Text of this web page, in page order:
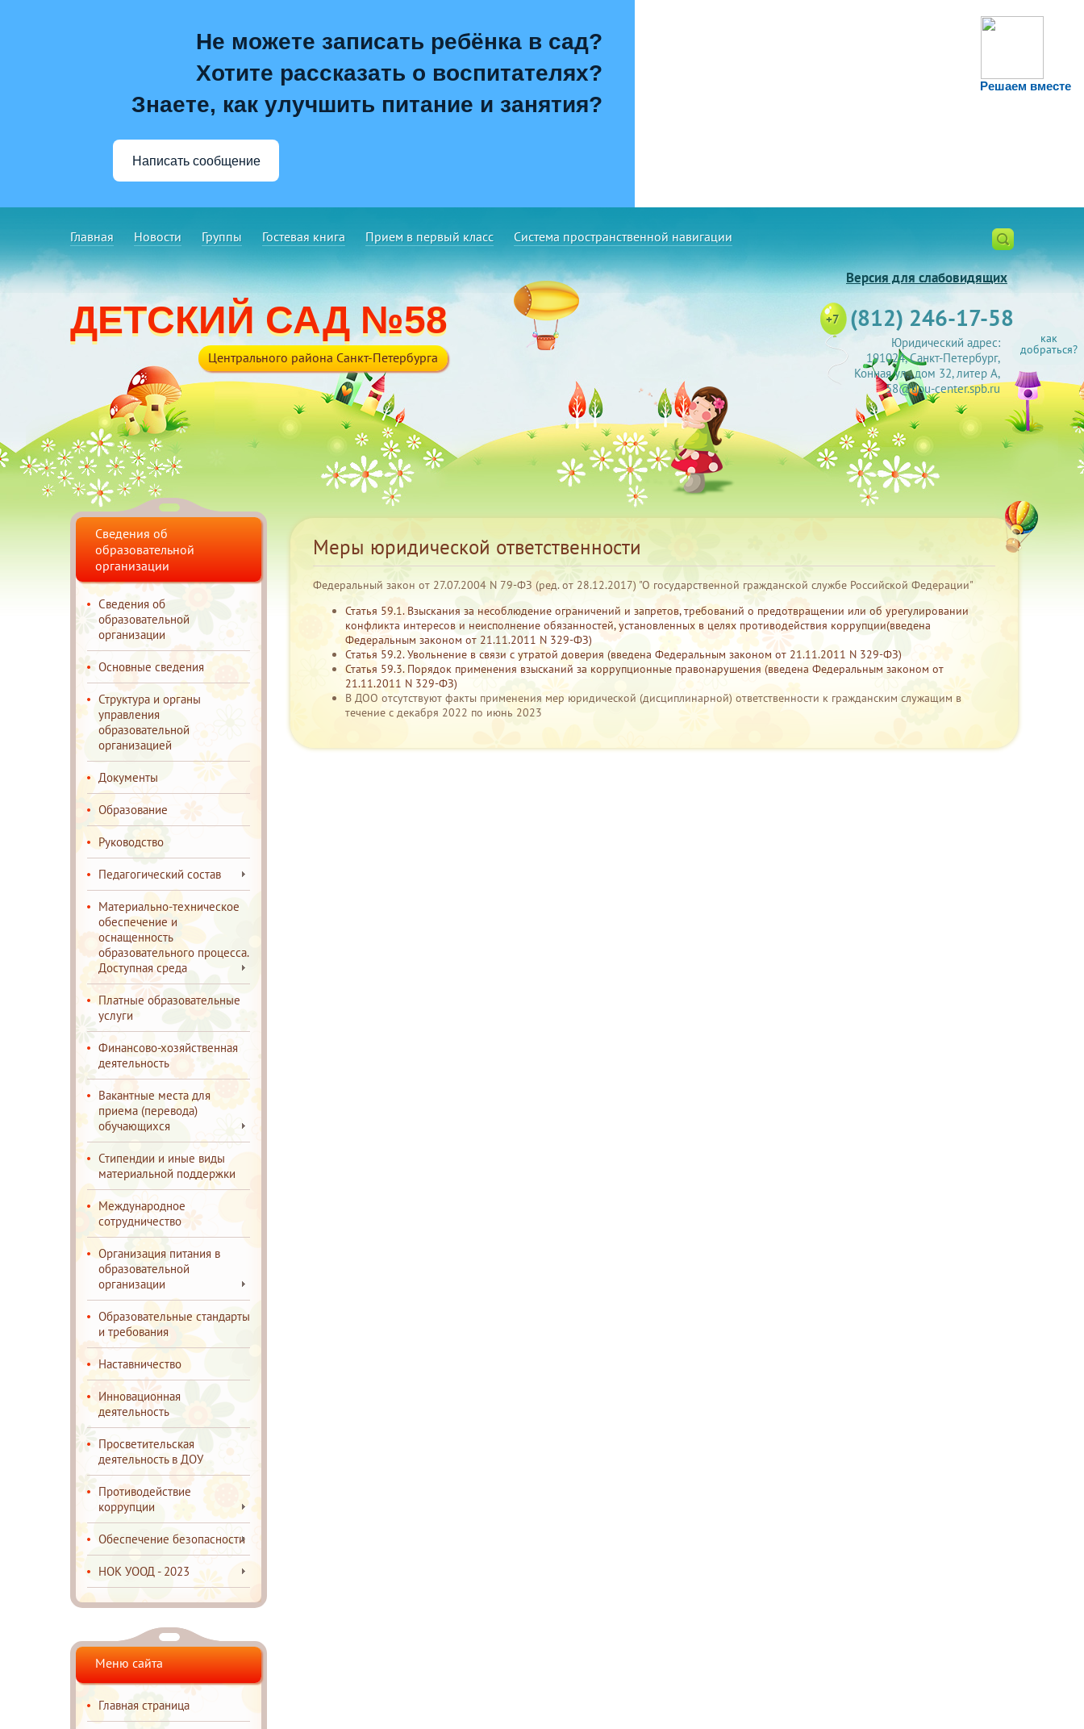
Решаем вместе
Не можете записать ребёнка в сад?
Хотите рассказать о воспитателях?
Знаете, как улучшить питание и занятия?
Написать сообщение
Главная Новости Группы Гостевая книга Прием в первый класс Система пространственной навигации
ДЕТСКИЙ САД №58
Центрального района Санкт-Петербурга
Версия для слабовидящих
+7 (812) 246-17-58
Юридический адрес:
191024, Санкт-Петербург,
Конная ул., дом 32, литер А,
58@dou-center.spb.ru
как
добраться?
Меры юридической ответственности
Федеральный закон от 27.07.2004 N 79-ФЗ (ред. от 28.12.2017) "О государственной гражданской службе Российской Федерации"
Статья 59.1. Взыскания за несоблюдение ограничений и запретов, требований о предотвращении или об урегулировании
конфликта интересов и неисполнение обязанностей, установленных в целях противодействия коррупции(введена
Федеральным законом от 21.11.2011 N 329-ФЗ)
Статья 59.2. Увольнение в связи с утратой доверия (введена Федеральным законом от 21.11.2011 N 329-ФЗ)
Статья 59.3. Порядок применения взысканий за коррупционные правонарушения (введена Федеральным законом от
21.11.2011 N 329-ФЗ)
В ДОО отсутствуют факты применения мер юридической (дисциплинарной) ответственности к гражданским служащим в
течение с декабря 2022 по июнь 2023
Сведения об
образовательной
организации
Сведения об
образовательной
организации
Основные сведения
Структура и органы
управления
образовательной
организацией
Документы
Образование
Руководство
Педагогический состав
Материально-техническое
обеспечение и
оснащенность
образовательного процесса.
Доступная среда
Платные образовательные
услуги
Финансово-хозяйственная
деятельность
Вакантные места для
приема (перевода)
обучающихся
Стипендии и иные виды
материальной поддержки
Международное
сотрудничество
Организация питания в
образовательной
организации
Образовательные стандарты
и требования
Наставничество
Инновационная
деятельность
Просветительская
деятельность в ДОУ
Противодействие
коррупции
Обеспечение безопасности
НОК УООД - 2023
Меню сайта
Главная страница